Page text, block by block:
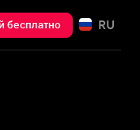
бесплатно RU